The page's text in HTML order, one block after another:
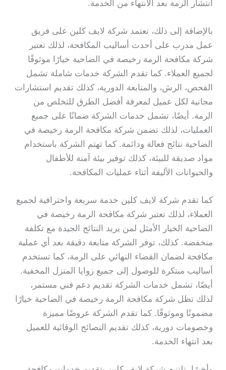
انتشار الرمة بعد الانتهاء من الخدمة.
بالإضافة إلى ذلك، تعتمد شركة لايف كلين على فريق
عمل مدرب على أحدث أساليب المكافحة، لذلك تعتبر
شركة مكافحة الرمة رخيصة في الضاحية خيارًا موثوقًا
لجميع العملاء. كما تقدم الشركة خدمات شاملة تشمل
الفحص، الرش، والمتابعة الدورية، كذلك تقديم استشارات
مجانية لكل عميل لمعرفة أفضل الطرق للتخلص من
الرمة. أيضًا، تشمل خدمات الشركة ضمانًا على جميع
العمليات، لذلك تضمن شركة مكافحة الرمة رخيصة في
الضاحية نتائج فعالة ودائمة. كما تهتم الشركة باستخدام
مواد صديقة للبيئة، كذلك توفير بيئة آمنة للأطفال
والحيوانات الأليفة أثناء عمليات المكافحة.
كما تقدم شركة لايف كلين خدمة سريعة واحترافية لجميع
العملاء، لذلك تعتبر شركة مكافحة الرمة رخيصة في
الضاحية الخيار الأمثل لمن يريد النتائج الجيدة مع تكلفة
منخفضة. كذلك، توفر الشركة متابعة دقيقة بعد أي عملية
مكافحة لضمان القضاء النهائي على الرمة، كما تستخدم
أساليب مبتكرة للوصول إلى جميع زوايا المنزل المخفية.
أيضًا، تشمل خدمات الشركة تقديم دعم فني مستمر،
لذلك تظل شركة مكافحة الرمة رخيصة في الضاحية خيارًا
مضمونًا وموثوقًا. كما تقدم الشركة عروضًا مميزة
وخصومات دورية، كذلك تقديم النصائح الوقائية للعميل
بعد انتهاء الخدمة.